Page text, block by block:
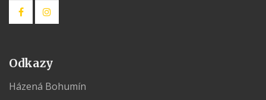
Odkazy
Házená Bohumín